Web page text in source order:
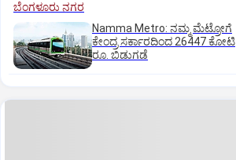
ಬೆಂಗಳೂರು ನಗರ
Namma Metro: ನಮ್ಮ ಮೆಟ್ರೋಗೆ
ಕೇಂದ್ರ ಸರ್ಕಾರದಿಂದ 26447 ಕೋಟಿ
ರೂ. ಬಿಡುಗಡೆ